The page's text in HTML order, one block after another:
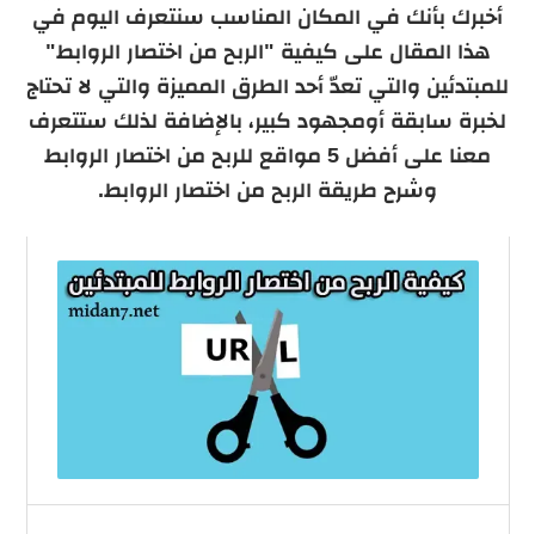
أخبرك بأنك في المكان المناسب سنتعرف اليوم في
هذا المقال على كيفية "الربح من اختصار الروابط"
للمبتدئين والتي تعدّ أحد الطرق المميزة والتي لا تحتاج
لخبرة سابقة أومجهود كبير، بالإضافة لذلك ستتعرف
معنا على أفضل 5 مواقع للربح من اختصار الروابط
وشرح طريقة الربح من اختصار الروابط.